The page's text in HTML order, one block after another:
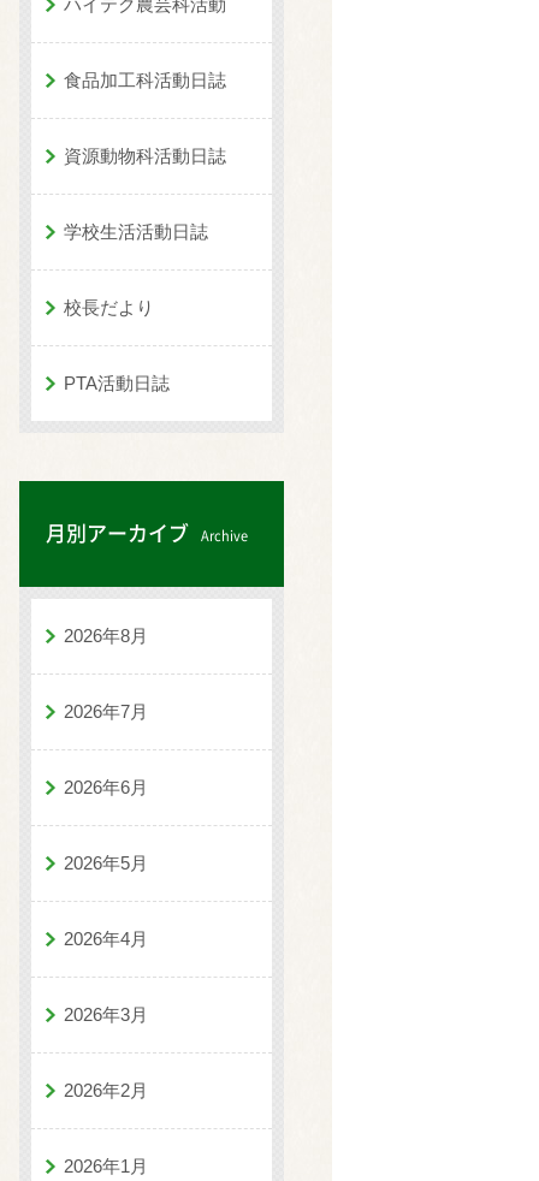
ハイテク農芸科活動
食品加工科活動日誌
資源動物科活動日誌
学校生活活動日誌
校長だより
PTA活動日誌
月別アーカイブ Archive
2026年8月
2026年7月
2026年6月
2026年5月
2026年4月
2026年3月
2026年2月
2026年1月